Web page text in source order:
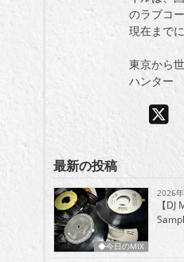
のラブコ
現在まで
東京から
ハンター
最新の投稿
◆今日のMIX
2026
【